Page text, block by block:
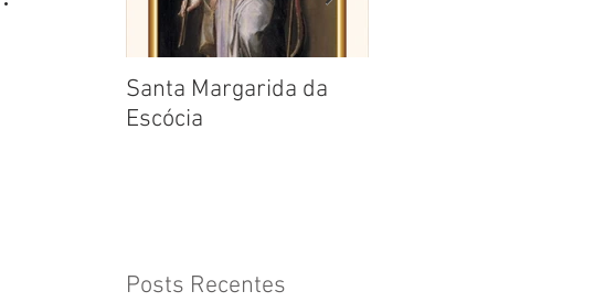
Santa Margarida da
Escócia
Posts Recentes